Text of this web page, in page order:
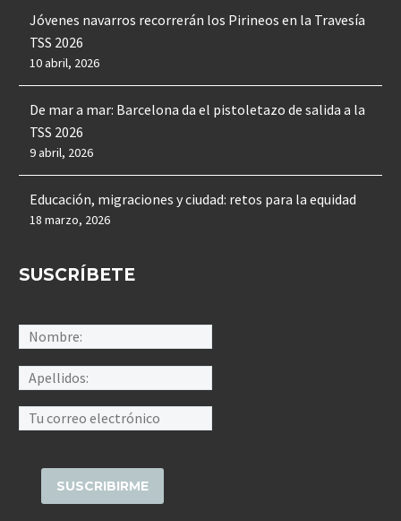
Jóvenes navarros recorrerán los Pirineos en la Travesía
TSS 2026
10 abril, 2026
De mar a mar: Barcelona da el pistoletazo de salida a la
TSS 2026
9 abril, 2026
Educación, migraciones y ciudad: retos para la equidad
18 marzo, 2026
SUSCRÍBETE